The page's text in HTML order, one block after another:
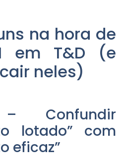
na hora de
em T&D (e
neles)
Confundir
lotado” com
eficaz”